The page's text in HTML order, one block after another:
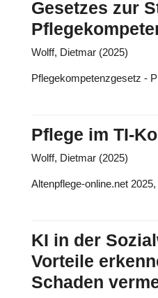
Gesetzes zur
Wolff, Dietmar (2025)
Pflegekompetenzgesetz -
Pflege im TI-
Wolff, Dietmar (2025)
Altenpflege-online.net 2025,
KI in der
Vorteile
Schaden